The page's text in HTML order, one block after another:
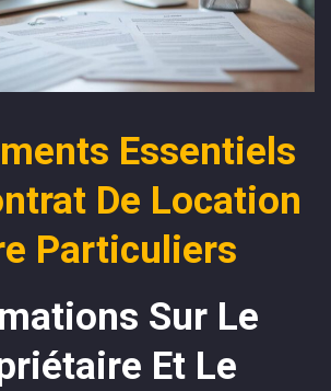
Essentiels
De Location
Particuliers
Sur Le
Et Le